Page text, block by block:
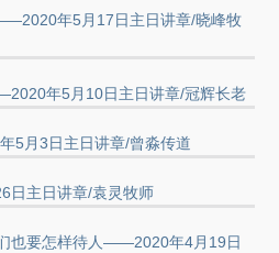
年5月17日主日讲章/晓峰牧
年5月10日主日讲章/冠辉长老
5月3日主日讲章/曾淼传道
主日讲章/袁灵牧师
也要怎样待人——2020年4月19日